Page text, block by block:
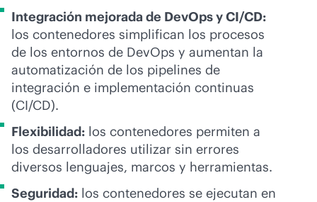
Integración mejorada de DevOps y CI/CD:
los contenedores simplifican los procesos
de los entornos de DevOps y aumentan la
automatización de los pipelines de
integración e implementación continuas
(CI/CD).
Flexibilidad: los contenedores permiten a
los desarrolladores utilizar sin errores
diversos lenguajes, marcos y herramientas.
Seguridad: los contenedores se ejecutan en